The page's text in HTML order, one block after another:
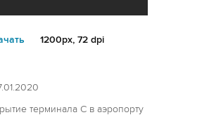
1200px, 72 dpi
терминала С в аэропорту